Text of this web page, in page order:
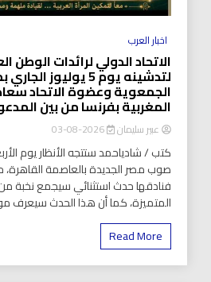
اخبار العرب
الاتحاد الدولي لرائدات الوطن
لتدشينه يوم 5 يوليوز
الجمعوية وعضوة الاتحاد
المغربية بفرنسا من بين
عبير سليمان 2026-08-03
صوب مصر الجديدة بالعاصمة
فنادقها حدث استثنائي سيجمع نخبة
المتميزة، كما أن هذا الحدث سيعرف
Read More